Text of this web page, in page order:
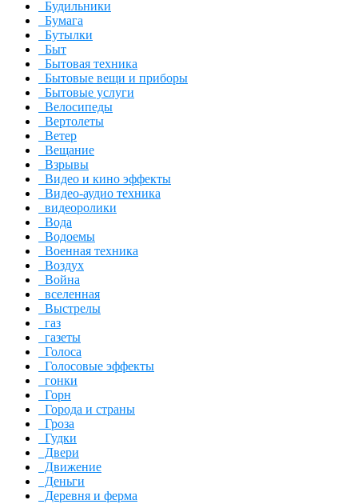
Будильники
Бумага
Бутылки
Быт
Бытовая техника
Бытовые вещи и приборы
Бытовые услуги
Велосипеды
Вертолеты
Ветер
Вещание
Взрывы
Видео и кино эффекты
Видео-аудио техника
видеоролики
Вода
Водоемы
Военная техника
Воздух
Война
вселенная
Выстрелы
газ
газеты
Голоса
Голосовые эффекты
гонки
Горн
Города и страны
Гроза
Гудки
Двери
Движение
Деньги
Деревня и ферма